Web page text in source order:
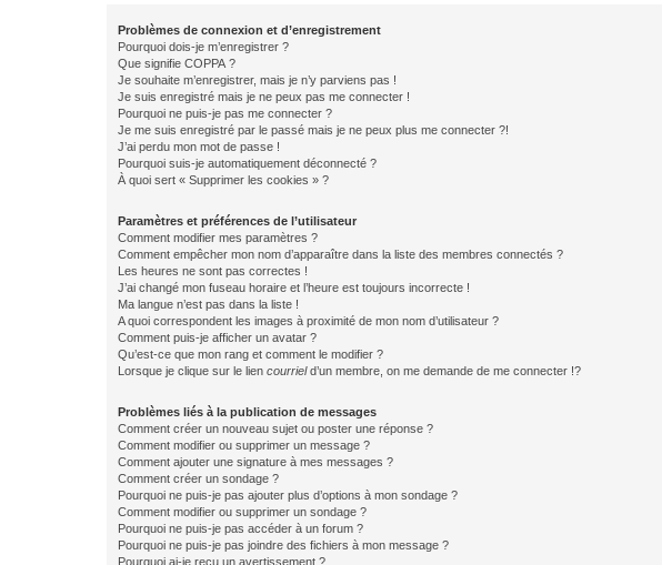
Problèmes de connexion et d’enregistrement
Pourquoi dois-je m’enregistrer ?
Que signifie COPPA ?
Je souhaite m’enregistrer, mais je n’y parviens pas !
Je suis enregistré mais je ne peux pas me connecter !
Pourquoi ne puis-je pas me connecter ?
Je me suis enregistré par le passé mais je ne peux plus me connecter ?!
J’ai perdu mon mot de passe !
Pourquoi suis-je automatiquement déconnecté ?
À quoi sert « Supprimer les cookies » ?
Paramètres et préférences de l’utilisateur
Comment modifier mes paramètres ?
Comment empêcher mon nom d’apparaître dans la liste des membres connectés ?
Les heures ne sont pas correctes !
J’ai changé mon fuseau horaire et l’heure est toujours incorrecte !
Ma langue n’est pas dans la liste !
A quoi correspondent les images à proximité de mon nom d’utilisateur ?
Comment puis-je afficher un avatar ?
Qu’est-ce que mon rang et comment le modifier ?
Lorsque je clique sur le lien courrield’un membre, on me demande de me connecter !?
Problèmes liés à la publication de messages
Comment créer un nouveau sujet ou poster une réponse ?
Comment modifier ou supprimer un message ?
Comment ajouter une signature à mes messages ?
Comment créer un sondage ?
Pourquoi ne puis-je pas ajouter plus d’options à mon sondage ?
Comment modifier ou supprimer un sondage ?
Pourquoi ne puis-je pas accéder à un forum ?
Pourquoi ne puis-je pas joindre des fichiers à mon message ?
Pourquoi ai-je reçu un avertissement ?